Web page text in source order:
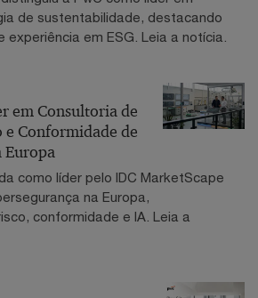
de sustentabilidade, destacando
experiência em ESG. Leia a notícia.
em Consultoria de
e Conformidade de
Europa
como líder pelo IDC MarketScape
na Europa,
conformidade e IA. Leia a